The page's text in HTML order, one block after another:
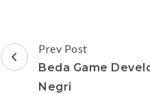
Post
Navigation
Prev Post
Beda Game
Negri